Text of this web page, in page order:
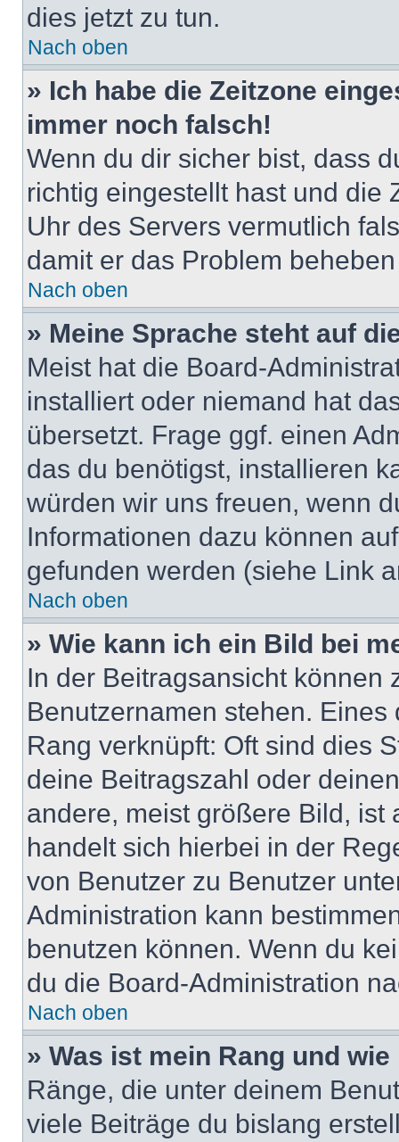
dies jetzt zu tun.
Nach oben
» Ich habe die Zeitzone
immer noch falsch!
Wenn du dir sicher bist, dass
richtig eingestellt hast und die
Uhr des Servers vermutlich
damit er das Problem
Nach oben
» Meine Sprache steht auf
Meist hat die Board-
installiert oder niemand hat
übersetzt. Frage ggf. einen
das du benötigst, installieren
würden wir uns freuen, wenn
Informationen dazu können
gefunden werden (siehe Link
Nach oben
» Wie kann ich ein Bild bei
In der Beitragsansicht können
Benutzernamen stehen.
Rang verknüpft: Oft sind dies
deine Beitragszahl oder
andere, meist größere Bild, ist
handelt sich hierbei in der
von Benutzer zu Benutzer
Administration kann
benutzen können. Wenn du
du die Board-Administration
Nach oben
» Was ist mein Rang und
Ränge, die unter deinem
viele Beiträge du bislang